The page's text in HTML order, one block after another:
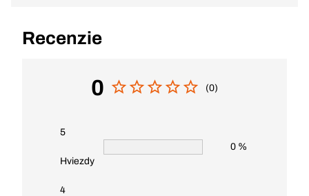
Recenzie
0 (0)
5
Hviezdy
0 %
4